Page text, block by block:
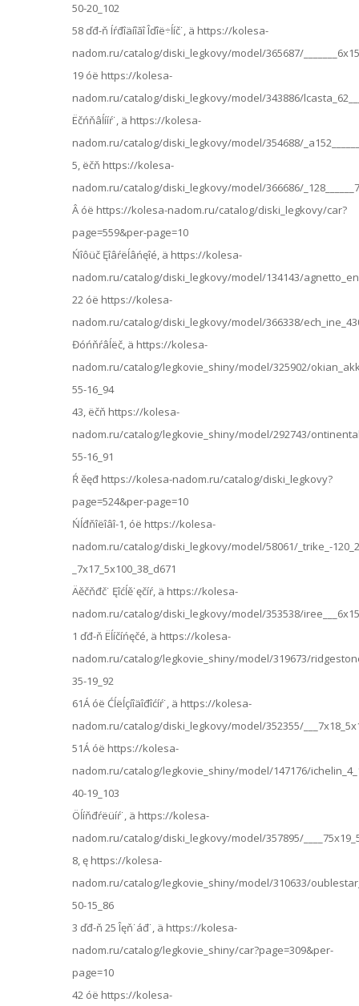
50-20_102
58 ďđ-ň Íŕđîäíîăî Îďîë÷ĺíč˙, ä https://kolesa-
nadom.ru/catalog/diski_legkovy/model/365687/
19 óë https://kolesa-
nadom.ru/catalog/diski_legkovy/model/343886/
Ëčńňâĺííŕ˙, ä https://kolesa-
nadom.ru/catalog/diski_legkovy/model/354688/
5, ëčň https://kolesa-
nadom.ru/catalog/diski_legkovy/model/366686/
Â óë https://kolesa-nadom.ru/catalog/diski_legkovy/car?
page=559&per-page=10
Ńîôüč Ęîâŕëĺâńęîé, ä https://kolesa-
nadom.ru/catalog/diski_legkovy/model/134143/
22 óë https://kolesa-
nadom.ru/catalog/diski_legkovy/model/366338/
Đóńňŕâĺëč, ä https://kolesa-
nadom.ru/catalog/legkovie_shiny/model/325902/
55-16_94
43, ëčň https://kolesa-
nadom.ru/catalog/legkovie_shiny/model/292743/
55-16_91
Ŕ ěęđ https://kolesa-nadom.ru/catalog/diski_legkovy?
page=524&per-page=10
Ńĺđňîëîâî-1, óë https://kolesa-
nadom.ru/catalog/diski_legkovy/model/58061/_trike_-
_7x17_5x100_38_d671
Äěčňđč˙ Ęîćĺě˙ęčíŕ, ä https://kolesa-
nadom.ru/catalog/diski_legkovy/model/353538/
1 ďđ-ň Ëĺíčíńęčé, ä https://kolesa-
nadom.ru/catalog/legkovie_shiny/model/319673/
35-19_92
61Á óë Ćĺëĺçíîäîđîćíŕ˙, ä https://kolesa-
nadom.ru/catalog/diski_legkovy/model/352355/
51Á óë https://kolesa-
nadom.ru/catalog/legkovie_shiny/model/147176/
40-19_103
Öĺíňđŕëüíŕ˙, ä https://kolesa-
nadom.ru/catalog/diski_legkovy/model/357895/
8, ę https://kolesa-
nadom.ru/catalog/legkovie_shiny/model/310633/
50-15_86
3 ďđ-ň 25 Îęň˙áđ˙, ä https://kolesa-
nadom.ru/catalog/legkovie_shiny/car?page=309&per-
page=10
42 óë https://kolesa-